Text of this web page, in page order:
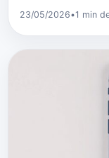
23/05/2026•1 min